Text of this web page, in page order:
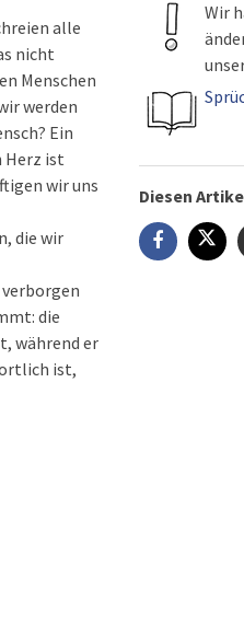
alle
nicht
Menschen
werden
Ein
Herz ist
wir uns
die wir
die
während er
ist,
Wir
Diesen